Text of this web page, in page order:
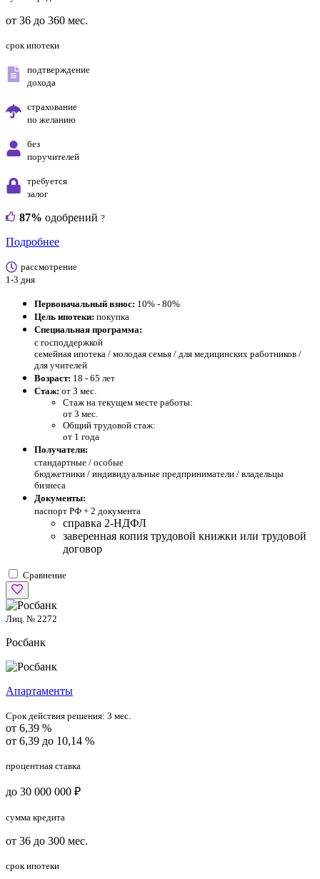
от 36 до 360 мес.
срок ипотеки
подтверждение
дохода
страхование
по желанию
без
поручителей
требуется
залог
87% одобрений ?
Подробнее
рассмотрение
1-3 дня
Первоначальный взнос: 10% - 80%
Цель ипотеки: покупка
Специальная программа:
с господдержкой
семейная ипотека / молодая семья / для медицинских работников /
для учителей
Возраст: 18 - 65 лет
Стаж: от 3 мес.
Стаж на текущем месте работы:
от 3 мес.
Общий трудовой стаж:
от 1 года
Получатели:
стандартные / особые
бюджетники / индивидуальные предприниматели / владельцы
бизнеса
Документы:
паспорт РФ + 2 документа
справка 2-НДФЛ
заверенная копия трудовой книжки или трудовой
договор
Сравнение
Лиц. № 2272
Росбанк
Апартаменты
Срок действия решения: 3 мес.
от 6,39 %
от 6,39 до 10,14 %
процентная ставка
до 30 000 000 ₽
сумма кредита
от 36 до 300 мес.
срок ипотеки